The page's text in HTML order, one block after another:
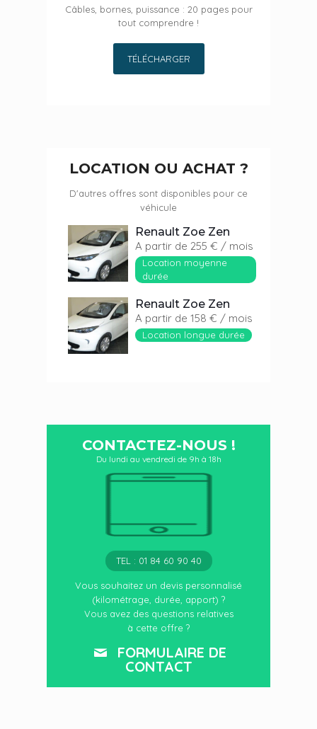
Câbles, bornes, puissance : 20 pages pour
tout comprendre !
TÉLÉCHARGER
LOCATION OU ACHAT ?
D'autres offres sont disponibles pour ce
véhicule
Renault Zoe Zen
A partir de 255 € / mois
Location moyenne
durée
Renault Zoe Zen
A partir de 158 € / mois
Location longue durée
CONTACTEZ-NOUS !
Du lundi au vendredi de 9h à 18h
TEL : 01 84 60 90 40
Vous souhaitez un devis personnalisé
(kilométrage, durée, apport) ?
Vous avez des questions relatives
à cette offre ?
FORMULAIRE DE
CONTACT